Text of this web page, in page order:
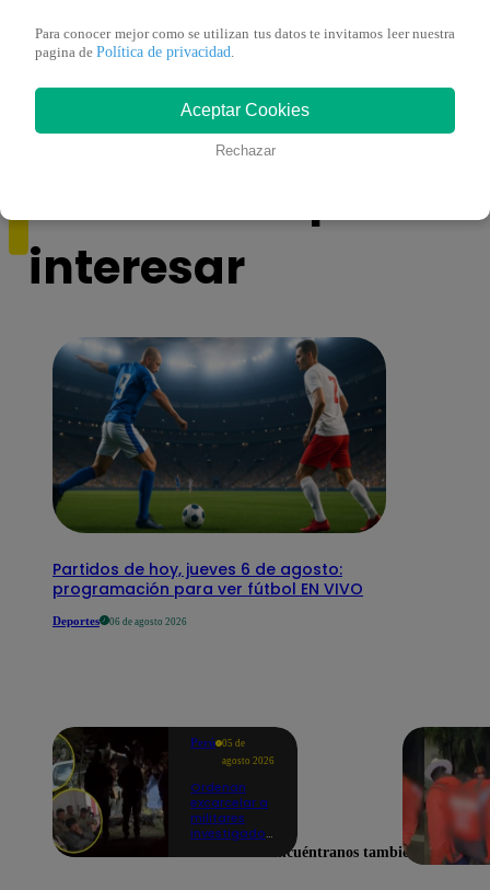
Muere exparticipante de La Voz Colombia
tras denunciar negligencia médica
La
interesar
Partidos de hoy, jueves 6 de agosto:
programación para ver fútbol EN VIVO
Deportes 06 de agosto 2026
Perú
05 de
agosto 2026
Ordenan
excarcelar a
militares
investigados
Para conocer mejor como se utilizan tus datos te invitamos leer nuestra
pagina de Política de privacidad
Aceptar Cookies
Rechazar
Encuéntranos también en